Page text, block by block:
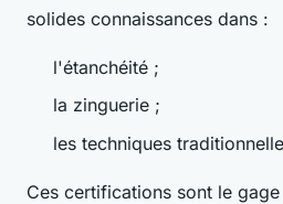
solides connaissances dans :
l'étanchéité ;
la zinguerie ;
les techniques
Ces certifications sont le